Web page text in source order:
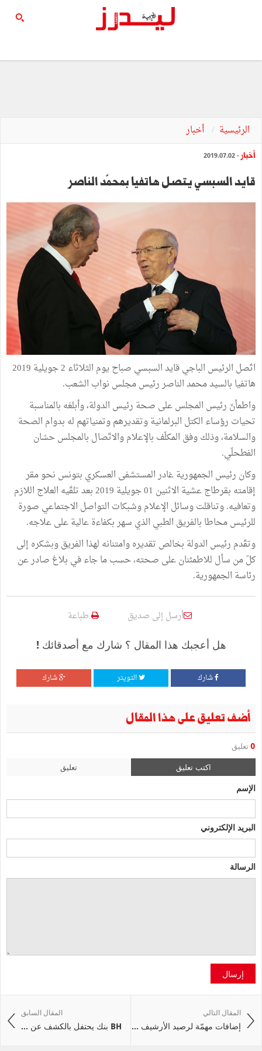
الرئيسية أخبار
أخبار - 2019.07.02
قايد السبسي يتصل هاتفيا بمحمّد الناصر
اتّصل الرئيس الباجي قايد السبسي صباح يوم الثلاثاء 2 جويلية 2019
هاتفيا بالسيد محمد الناصر رئيس مجلس نواب الشعب.
واطمأنّ رئيس المجلس على صحة رئيس الدولة، وأبلغه بالمناسبة
تحيات رؤساء الكتل البرلمانية وتقديرهم وتمنياتهم له بدوام الصحة
والسلامة، وذلك وفق المكلّف بالإعلام والاتّصال بالمجلس حسّان
الفطحلّي.
وكان رئيس الجمهورية غادر المستشفى العسكري بتونس نحو مقر
إقامته بقرطاج عشية الاثنين 01 جويلية 2019 بعد تلقّيه العلاج اللازم
وتعافيه. وتناقلت وسائل الإعلام وشبكات التواصل الاجتماعي صورة
للرئيس محاطا بالفريق الطبي الذي سهر بكفاءة عالية على علاجه.
وتقّدم رئيس الدولة بخالص تقديره وامتنانه لهذا الفريق وبشكره إلى
كلّ من سأل للاطمئنان على صحته، حسب ما جاء في بلاغ صادر عن
رئاسة الجمهورية.
أرسل إلى صديق طباعة
هل أعجبك هذا المقال ؟ شارك مع أصدقائك !
شارك التويتر شارك
أضف تعليق على هذا المقال
0 تعليق
اكتب تعليق تعليق
الإسم
البريد الإلكتروني
الرسالة
إرسال
المقال السابق
BH بنك يحتفل بالكشف عن ...
المقال التالي
إضافات مهمّة لرصيد الأرشيف ...